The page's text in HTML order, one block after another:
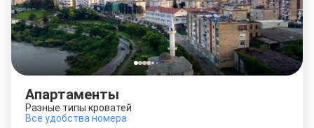
Апартаменты
Разные типы кроватей
Все удобства номера